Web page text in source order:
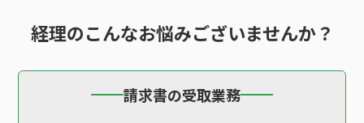
経理のこんなお悩みございませんか？
請求書の受取業務